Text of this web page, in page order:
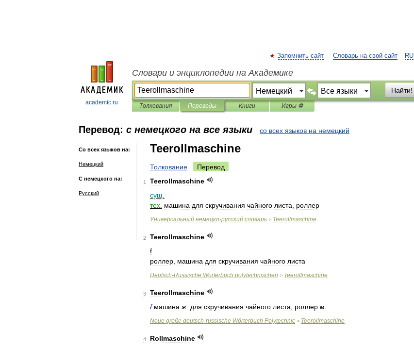
academic.ru
RU
Запомнить сайт Словарь на свой сайт
Словари и энциклопедии на Академике
Найти!
Толкования Переводы Книги Игры ⚽
Перевод: с немецкого на все языки со всех языков на немецкий
Со всех языков на:
Немецкий
С немецкого на:
Русский
Teerollmaschine
Толкование Перевод
1
Teerollmaschine
сущ
тех машина для скручивания чайного листа роллер
Универсальный немецко-русский словарь > Teerollmaschine
2
Teerollmaschine
f
роллер машина для скручивания чайного листа
Deutsch-Russische Wörterbuch polytechnischen > Teerollmaschine
3
Teerollmaschine
f машина ж для скручивания чайного листа; роллер м
Neue große deutsch-russische Wörterbuch Polytechnic > Teerollmaschine
4
Rollmaschine